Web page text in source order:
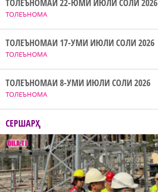
ТОЛЕЪНОМА
ТОЛЕЪНОМА
ТОЛЕЪНОМАИ 17-УМИ ИЮЛИ СОЛИ 2026
ТОЛЕЪНОМА
ТОЛЕЪНОМАИ 8-УМИ ИЮЛИ СОЛИ 2026
СЕРШАРҲ